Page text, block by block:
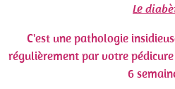
Le
C'est une pathologie
régulièrement par votre
6